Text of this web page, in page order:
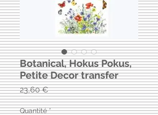
Botanical, Hokus Pokus,
Petite Decor transfer
23,60 €Prix
Quantité *